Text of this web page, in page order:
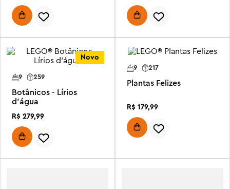
Novo
259
9
Botânicos - Lírios
d'água
R$ 279,99
9 217
Plantas Felizes
R$ 179,99